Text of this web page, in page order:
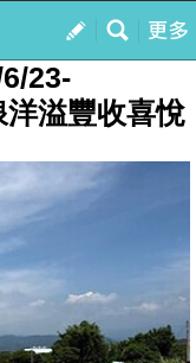
我的
23-
溢豐收喜悅